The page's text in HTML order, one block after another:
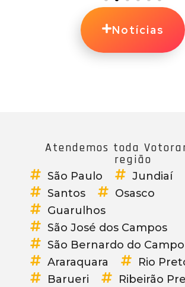
Notícias
Atendemos toda
região
São Paulo
Jundiaí
Santos
Osasco
Guarulhos
São José dos Campos
São Bernardo do Campo
Araraquara
Rio
Barueri
Ribeirão